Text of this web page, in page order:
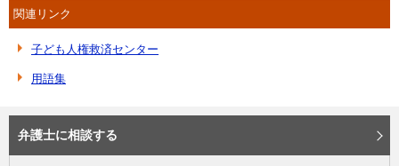
関連リンク
子ども人権救済センター
用語集
弁護士に相談する